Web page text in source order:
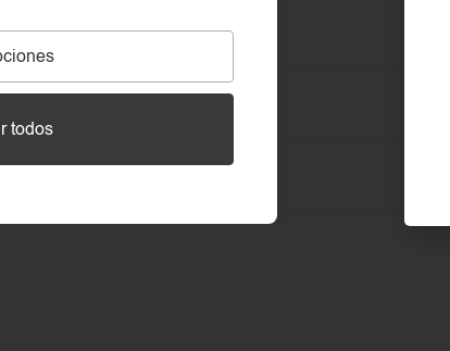
RESISTENTE AL SUDOR
todos